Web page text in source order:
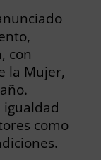
con
la Mujer,
igualdad
como